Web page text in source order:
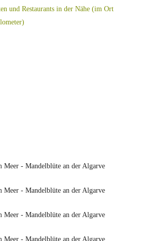
und Restaurants in der Nähe (im Ort